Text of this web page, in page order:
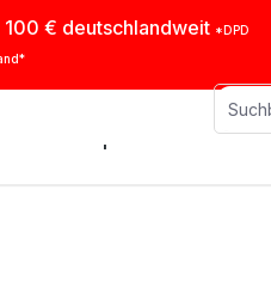
€ deutschlandweit *DPD
Dampfmaschinen